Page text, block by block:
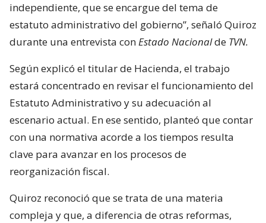
independiente, que se encargue del tema de
estatuto administrativo del gobierno”, señaló Quiroz
durante una entrevista conEstado Nacionalde TVN.
Según explicó el titular de Hacienda, el trabajo
estará concentrado en revisar el funcionamiento del
Estatuto Administrativo y su adecuación al
escenario actual. En ese sentido, planteó que contar
con una normativa acorde a los tiempos resulta
clave para avanzar en los procesos de
reorganización fiscal.
Quiroz reconoció que se trata de una materia
compleja y que, a diferencia de otras reformas,